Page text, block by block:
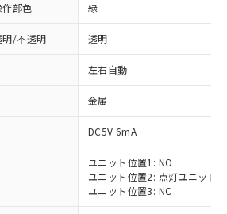
作部色 緑
明/不透明 透明
左右自動
金属
DC5V 6mA
ユニット位置1: NO
ユニット位置2: 点灯ユニット
ユニット位置3: NC